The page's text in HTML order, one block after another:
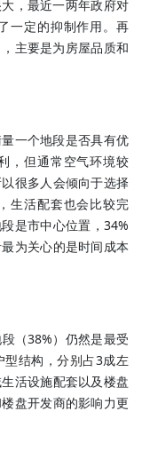
，最近一两年政府对
一定的抑制作用。再
，主要是为房屋品质和
一个地段是否具有优
，但通常空气环境较
很多人会倾向于选择
生活配套也会比较完
是市中心位置，34%
为关心的是时间成本
（38% ）仍然是最受
型结构，分别占3成左
活设施配套以及楼盘
盘开发商的影响力更